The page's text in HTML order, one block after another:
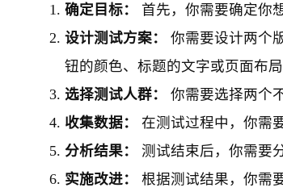
确定目标：
首先，你需要确定你
设计测试方案：
你需要设计两个
钮的颜色、标题的文字或页面布局
选择测试人群：
你需要选择两个
收集数据：
在测试过程中，你需
分析结果：
测试结束后，你需要
实施改进：
根据测试结果，你需